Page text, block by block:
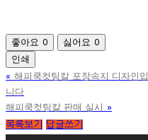
좋아요 0 싫어요 0
인쇄
« 해피쿡컷팅칼 포장속지 디자인
니다
해피쿡컷팅칼 판매 실시 »
목록보기 답글쓰기